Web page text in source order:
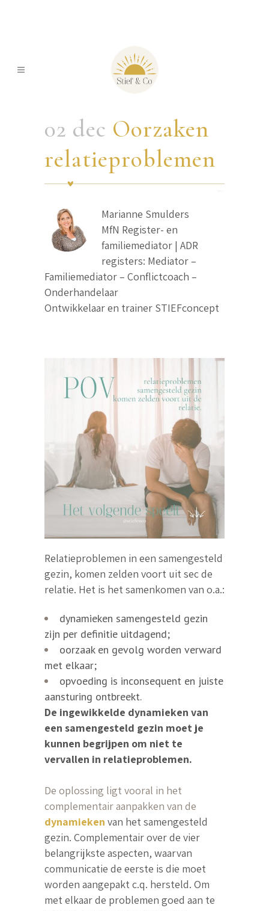
02 dec Oorzaken
relatieproblemen
Marianne Smulders
MfN Register- en
familiemediator | ADR
registers: Mediator –
Familiemediator – Conflictcoach –
Onderhandelaar
Ontwikkelaar en trainer STIEFconcept
Relatieproblemen in een samengesteld
gezin, komen zelden voort uit sec de
relatie. Het is het samenkomen van o.a.:
dynamieken samengesteld gezin
zijn per definitie uitdagend;
oorzaak en gevolg worden verward
met elkaar;
opvoeding is inconsequent en juiste
aansturing ontbreekt.
De ingewikkelde dynamieken van
een samengesteld gezin moet je
kunnen begrijpen om niet te
vervallen in relatieproblemen.
De oplossing ligt vooral in het
complementair aanpakken van de
dynamieken van het samengesteld
gezin. Complementair over de vier
belangrijkste aspecten, waarvan
communicatie de eerste is die moet
worden aangepakt c.q. hersteld. Om
met elkaar de problemen goed aan te